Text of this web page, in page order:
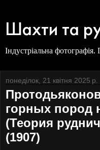
Шахти та
Індустріальна
понеділок, 21 квітня 2025 р.
горных пород
(Теория
(1907)